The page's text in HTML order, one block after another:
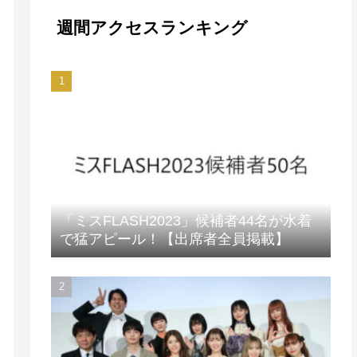
週間アクセスランキング
「ミスFLASH2023」候補者44名が水着
で猛アピール！【出席者全員掲載】